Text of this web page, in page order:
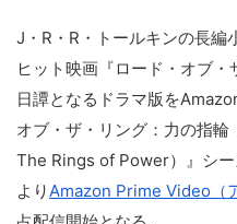
J・R・R・トールキンの長編
ヒット映画『ロード・オブ
日譚となるドラマ版を
オブ・ザ・リング：力の指
The Rings of Power）』シー
より Amazon Prime Video（